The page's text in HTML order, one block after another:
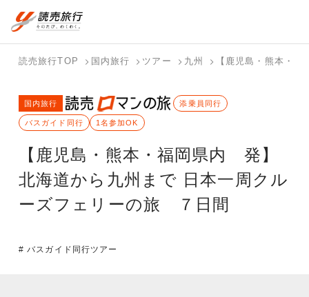
国内旅行トップ
を探す
（ブーケ）
を探す
を探す
探す
す
海外旅行トップ
ら探す
探す
す
読売旅行TOP 国内旅行 ツアー 九州 【鹿児島・熊本・
【鹿児島・熊本・福岡県内 発】
北海道から九州まで 日本一周クル
ーズフェリーの旅 ７日間
国内旅行 添乗員同行
バスガイド同行 1名参加OK
# バスガイド同行ツアー